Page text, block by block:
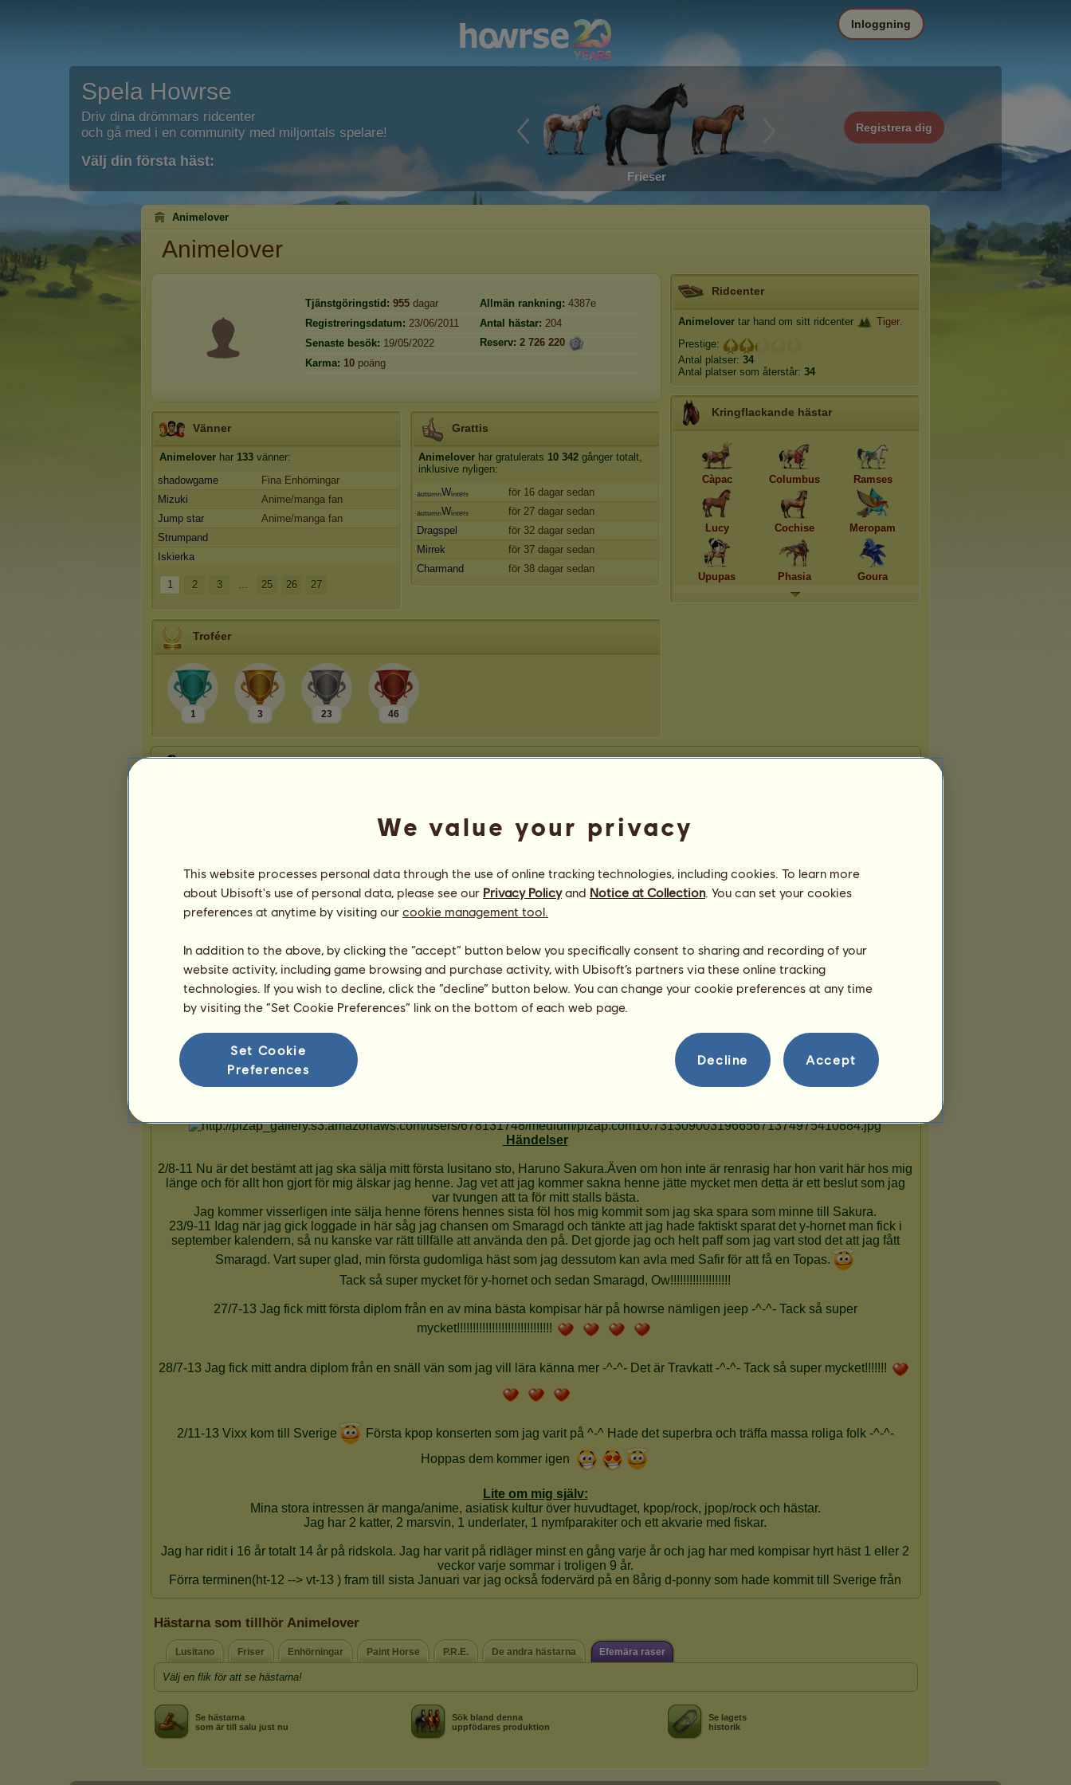
Spela Howrse
Driv dina drömmars ridcenter
och gå med i en community med miljontals spelare!
Välj din första häst:
Frieser
Registrera dig
Inloggning
Animelover
Animelover
Tjänstgöringstid: 955 dagar Allmän rankning: 4387e
Registreringsdatum: 23/06/2011 Antal hästar: 204
Senaste besök: 19/05/2022 Reserv: 2 726 220
Karma: 10 poäng
Vänner
Animelover har 133 vänner:
shadowgame
Fina Enhörningar
Mizuki
Anime/manga fan
Jump star
Anime/manga fan
Strumpand
Iskierka
1 2 3 ... 25 26 27
Grattis
Animelover har gratulerats 10 342 gånger totalt,
inklusive nyligen:
ₐᵤₜᵤₘₙWᵢₙₜₑᵣₛ
för 16 dagar sedan
ₐᵤₜᵤₘₙWᵢₙₜₑᵣₛ
för 27 dagar sedan
Dragspel
för 32 dagar sedan
Mirrek
för 37 dagar sedan
Charmand
för 38 dagar sedan
Troféer
1 3 23 46
Ridcenter
Animelover tar hand om sitt ridcenter Tiger.
Prestige:
Antal platser: 34
Antal platser som återstår: 34
Kringflackande hästar
Càpac Columbus Ramses
Lucy Cochise Meropam
Upupas Phasia Goura
Hästarna som tillhör Animelover
Lusitano Friser Enhörningar Paint Horse P.R.E. De andra hästarna Efemära raser
Välj en flik för att se hästarna!
Se hästarna
som är till salu just nu
Sök bland denna
uppfödares produktion
Se lagets
historik
We value your privacy
This website processes personal data through the use of online tracking technologies, including cookies. To learn more
about Ubisoft's use of personal data, please see our Privacy Policyand Notice at Collection. You can set your cookies
preferences at anytime by visiting our cookie management tool.
In addition to the above, by clicking the “accept” button below you specifically consent to sharing and recording of your
website activity, including game browsing and purchase activity, with Ubisoft’s partners via these online tracking
technologies. If you wish to decline, click the “decline” button below. You can change your cookie preferences at any time
by visiting the “Set Cookie Preferences” link on the bottom of each web page.
Set Cookie
Preferences
Decline Accept